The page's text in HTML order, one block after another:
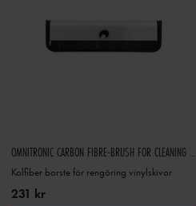
OMNITRONIC CARBON FIBRE-BRUSH FOR CLEANING RECORDS
Kolfiber borste för rengöring vinylskivor
231 kr